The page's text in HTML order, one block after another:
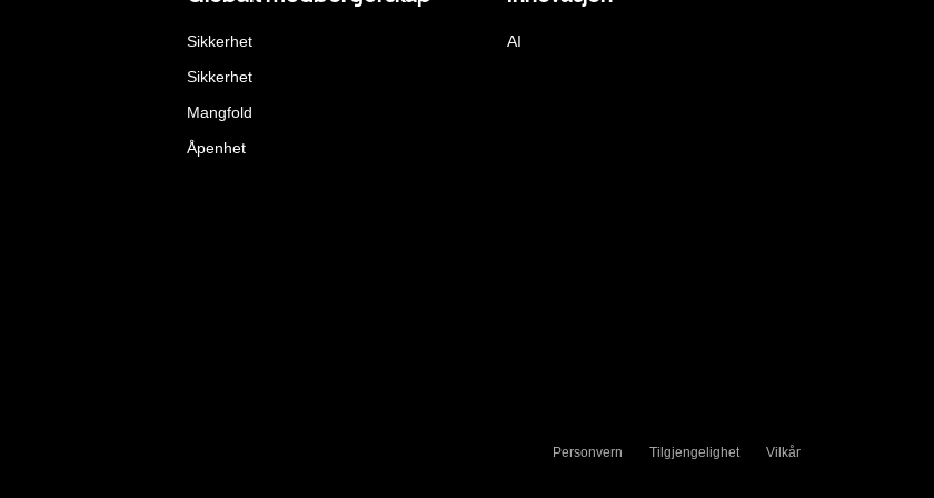
Sikkerhet
Sikkerhet
Mangfold
Åpenhet
AI
Personvern Tilgjengelighet Vilkår